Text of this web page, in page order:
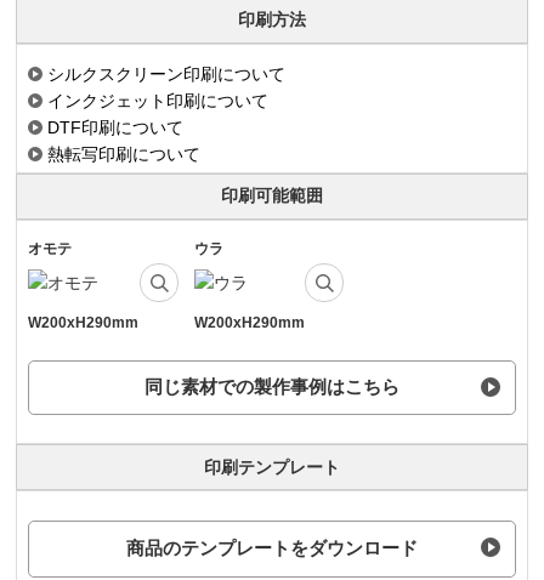
印刷方法
シルクスクリーン印刷について
インクジェット印刷について
DTF印刷について
熱転写印刷について
印刷可能範囲
オモテ
W200xH290mm
ウラ
W200xH290mm
同じ素材での製作事例はこちら
印刷テンプレート
商品のテンプレートをダウンロード